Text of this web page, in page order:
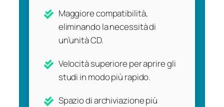
Maggiore compatibilità,
eliminando la necessità di
un’unità CD.
Velocità superiore per aprire gli
studi in modo più rapido.
Spazio di archiviazione più